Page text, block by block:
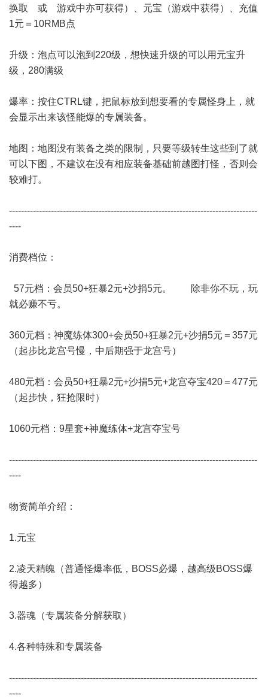
换取 或 游戏中亦可获得）、元宝（游戏中获得）、充值
1元＝10RMB点
升级：泡点可以泡到220级，想快速升级的可以用元宝升
级，280满级
爆率：按住CTRL键，把鼠标放到想要看的专属怪身上，就
会显示出来该怪能爆的专属装备。
地图：地图没有装备之类的限制，只要等级转生这些到了就
可以下图，不建议在没有相应装备基础前越图打怪，否则会
较难打。
-----------------------------------------------------------------------------------
----
消费档位：
57元档：会员50+狂暴2元+沙捐5元。 除非你不玩，玩
就必赚不亏。
360元档：神魔练体300+会员50+狂暴2元+沙捐5元＝357元
（起步比龙宫号慢，中后期强于龙宫号）
480元档：会员50+狂暴2元+沙捐5元+龙宫夺宝420＝477元
（起步快，狂抢限时）
1060元档：9星套+神魔练体+龙宫夺宝号
-----------------------------------------------------------------------------------
----
物资简单介绍：
1.元宝
2.凌天精魄（普通怪爆率低，BOSS必爆，越高级BOSS爆
得越多）
3.器魂（专属装备分解获取）
4.各种特殊和专属装备
-----------------------------------------------------------------------------------
----